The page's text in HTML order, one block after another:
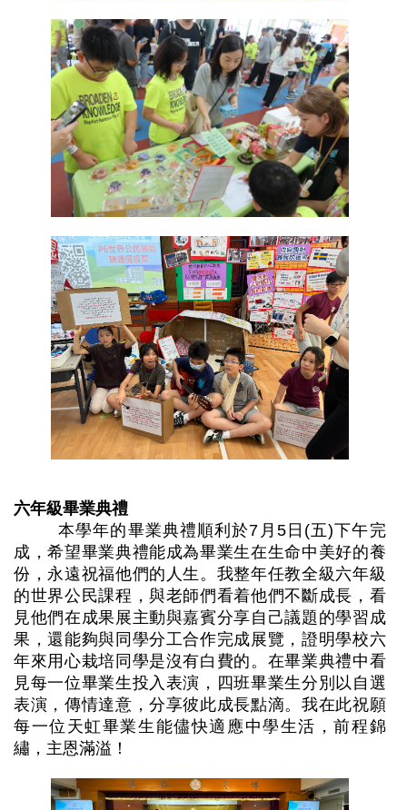
六年級畢業典禮
本學年的畢業典禮順利於7月5日(五)下午完
成，希望畢業典禮能成為畢業生在生命中美好的養
份，永遠祝福他們的人生。我整年任教全級六年級
的世界公民課程，與老師們看着他們不斷成長，看
見他們在成果展主動與嘉賓分享自己議題的學習成
果，還能夠與同學分工合作完成展覽，證明學校六
年來用心栽培同學是沒有白費的。在畢業典禮中看
見每一位畢業生投入表演，四班畢業生分別以自選
表演，傳情達意，分享彼此成長點滴。我在此祝願
每一位天虹畢業生能儘快適應中學生活，前程錦
繡，主恩滿溢！